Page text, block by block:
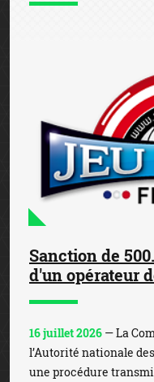
Sanction de
d'un opérateur
16 juillet 2026 — La
l’Autorité nationale
une procédure